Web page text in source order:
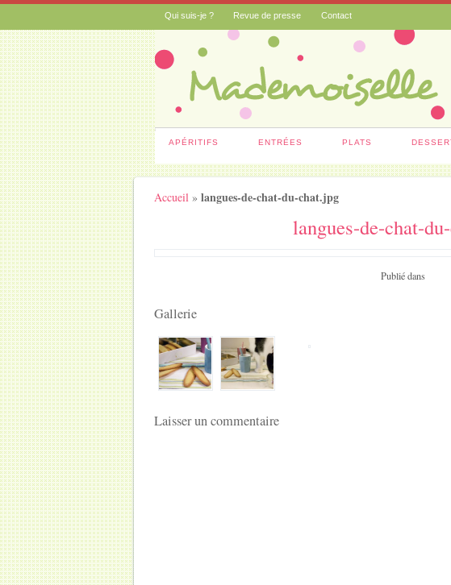
Qui suis-je ? Revue de presse Contact
APÉRITIFS ENTRÉES PLATS
Accueil »langues-de-chat-du-chat.jpg
langues-de-chat-
Publié dans
Gallerie
Laisser un commentaire